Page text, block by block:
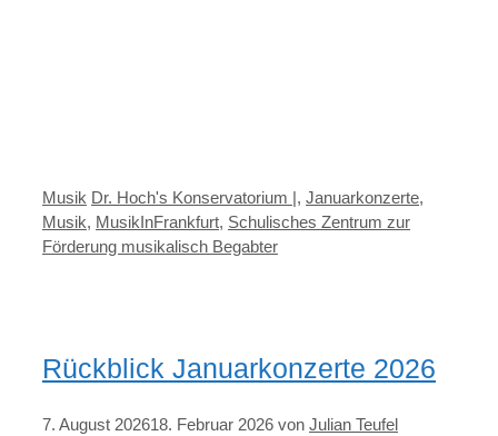
Kategorien
Musik Schlagwörter
Dr. Hoch's Konservatorium |, Januarkonzerte,
Musik, MusikInFrankfurt, Schulisches Zentrum zur
Förderung musikalisch Begabter
Rückblick Januarkonzerte 2026
7. August 202618. Februar 2026 von Julian Teufel